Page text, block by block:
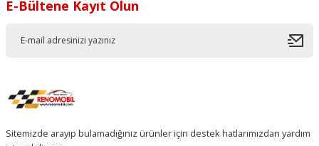
E-Bültene Kayıt Olun
Sitemizde arayıp bulamadığınız ürünler için destek hatlarımızdan yardım